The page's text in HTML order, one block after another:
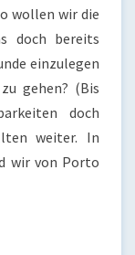
wollen wir die
doch bereits
einzulegen
gehen? (Bis
doch
weiter. In
wir von Porto